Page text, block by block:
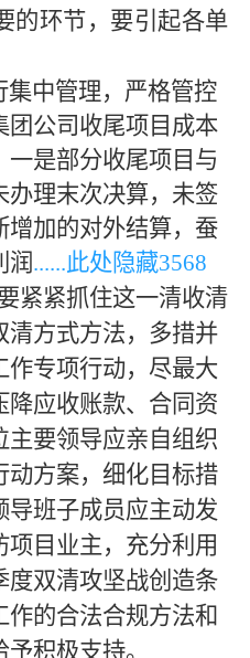
的环节，要引起各单
中管理，严格管控
团公司收尾项目成本
是部分收尾项目与
办理末次决算，未签
增加的对外结算，蚕
润 ......此处隐藏3568
紧紧抓住这一清收清
清方式方法，多措并
专项行动，尽最大
降应收账款、合同资
主要领导应亲自组织
动方案，细化目标措
导班子成员应主动发
目业主，充分利用
度双清攻坚战创造条
的合法合规方法和
积极支持。